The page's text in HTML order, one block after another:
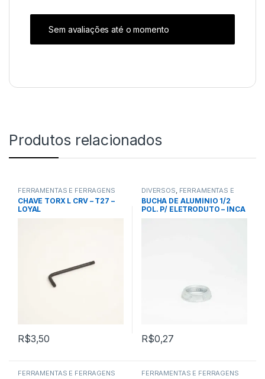
Sem avaliações até o momento
Produtos relacionados
FERRAMENTAS E FERRAGENS
CHAVE TORX L CRV – T27 –
LOYAL
R$3,50
DIVERSOS FERRAMENTAS E
FERRAGENS
BUCHA DE ALUMÍNIO 1/2
POL. P/ ELETRODUTO – INCA
R$0,27
FERRAMENTAS E FERRAGENS FERRAMENTAS E FERRAGENS